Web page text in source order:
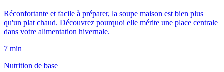
Réconfortante et facile à préparer, la soupe maison est bien plus
qu'un plat chaud. Découvrez pourquoi elle mérite une place centrale
dans votre alimentation hivernale.
7 min
Nutrition de base